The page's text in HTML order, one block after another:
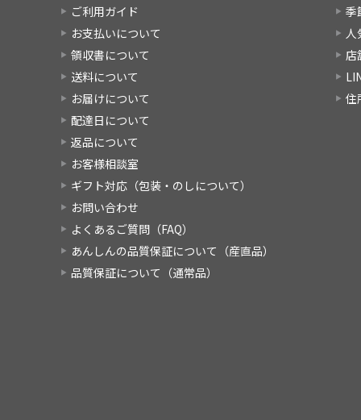
ご利用ガイド
お支払いについて
領収書について
送料について
お届けについて
配達日について
返品について
お客様相談室
ギフト対応（包装・のしについて）
お問い合わせ
よくあるご質問（FAQ）
あんしんの品質保証について（産直品）
品質保証について（通常品）
季
店
住